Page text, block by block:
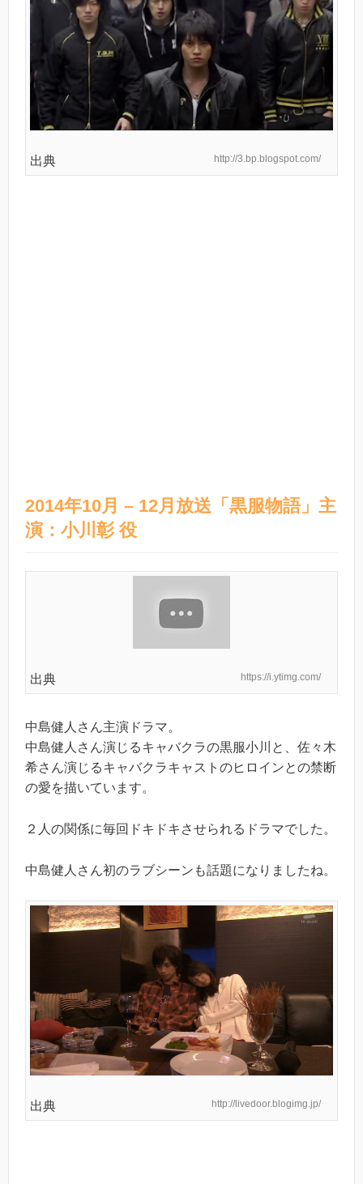
出典 http://3.bp.blogspot.com/
2014年10月 – 12月放送「黒服物語」主
演：小川彰 役
出典 https://i.ytimg.com/
中島健人さん主演ドラマ。
中島健人さん演じるキャバクラの黒服小川と、佐々木
希さん演じるキャバクラキャストのヒロインとの禁断
の愛を描いています。
２人の関係に毎回ドキドキさせられるドラマでした。
中島健人さん初のラブシーンも話題になりましたね。
出典 http://livedoor.blogimg.jp/